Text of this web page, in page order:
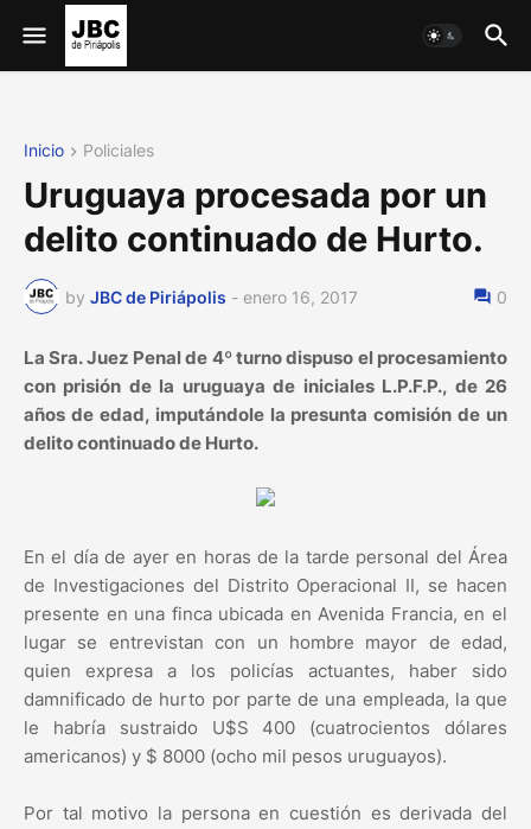
Inicio Policiales
Uruguaya procesada por un
delito continuado de Hurto.
by JBC de Piriápolis - enero 16, 2017 0
La Sra. Juez Penal de 4º turno dispuso el procesamiento
con prisión de la uruguaya de iniciales L.P.F.P., de 26
años de edad, imputándole la presunta comisión de un
delito continuado de Hurto.
En el día de ayer en horas de la tarde personal del Área
de Investigaciones del Distrito Operacional II, se hacen
presente en una finca ubicada en Avenida Francia, en el
lugar se entrevistan con un hombre mayor de edad,
quien expresa a los policías actuantes, haber sido
damnificado de hurto por parte de una empleada, la que
le habría sustraido U$S 400 (cuatrocientos dólares
americanos) y $ 8000 (ocho mil pesos uruguayos).
Por tal motivo la persona en cuestión es derivada del